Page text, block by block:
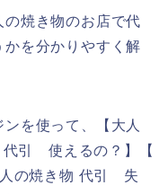
焼き物のお店で代
を分かりやすく解
を使って、【大人
代引 使えるの？】【
の焼き物 代引 失